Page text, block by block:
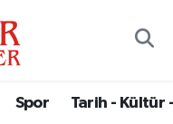
Spor Tarih - Kültür